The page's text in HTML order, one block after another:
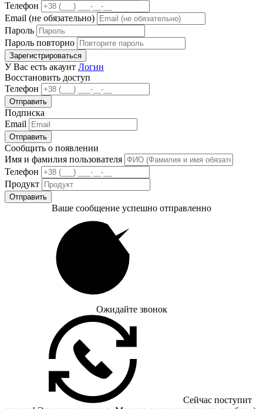
Телефон
Email (не обязательно)
Пароль
Пароль повторно
Зарегистрироваться
У Вас есть акаунт Логин
Восстановить доступ
Телефон
Отправить
Подписка
Email
Отправить
Сообщить о появлении
Имя и фамилия пользователя
Телефон
Продукт
Отправить
Ваше сообщение успешно отправленно
Ожидайте звонок
Сейчас поступит